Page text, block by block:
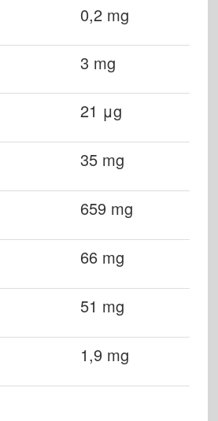
0,2 mg
3 mg
21 μg
35 mg
659 mg
66 mg
51 mg
1,9 mg